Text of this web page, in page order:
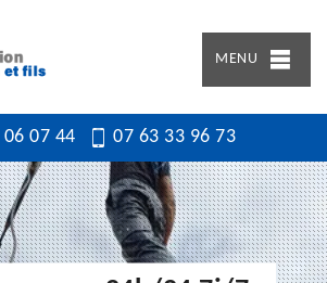
MENU
07 44 07 63 33 96 73